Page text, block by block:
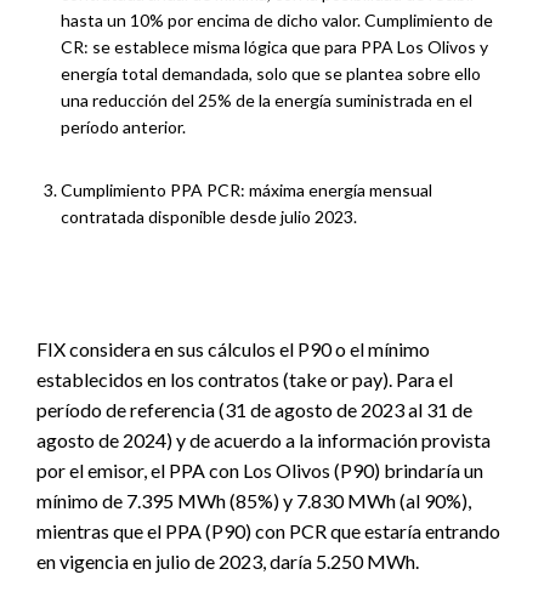
hasta un 10% por encima de dicho valor. Cumplimiento de
CR: se establece misma lógica que para PPA Los Olivos y
energía total demandada, solo que se plantea sobre ello
una reducción del 25% de la energía suministrada en el
período anterior.
Cumplimiento PPA PCR: máxima energía mensual
contratada disponible desde julio 2023.
FIX considera en sus cálculos el P90 o el mínimo
establecidos en los contratos (take or pay). Para el
período de referencia (31 de agosto de 2023 al 31 de
agosto de 2024) y de acuerdo a la información provista
por el emisor, el PPA con Los Olivos (P90) brindaría un
mínimo de 7.395 MWh (85%) y 7.830 MWh (al 90%),
mientras que el PPA (P90) con PCR que estaría entrando
en vigencia en julio de 2023, daría 5.250 MWh.